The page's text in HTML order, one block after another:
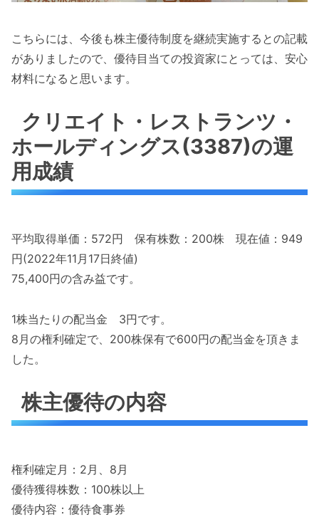
こちらには、今後も株主優待制度を継続実施するとの記載
がありましたので、優待目当ての投資家にとっては、安心
材料になると思います。
クリエイト・レストランツ・
ホールディングス(3387)の運
用成績
平均取得単価：572円 保有株数：200株 現在値：949
円(2022年11月17日終値)
75,400円の含み益です。
1株当たりの配当金 3円です。
8月の権利確定で、200株保有で600円の配当金を頂きま
した。
株主優待の内容
権利確定月：2月、8月
優待獲得株数：100株以上
優待内容：優待食事券